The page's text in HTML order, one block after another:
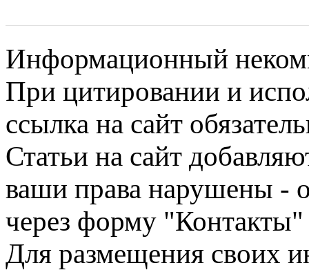
Информационный
При цитировании и
ссылка на сайт
Статьи на сайт
ваши права нарушены -
через форму "Контакты"
Для размещения своих